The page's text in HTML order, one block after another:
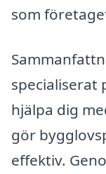
som
specialiserat
hjälpa dig
gör
effektiv.